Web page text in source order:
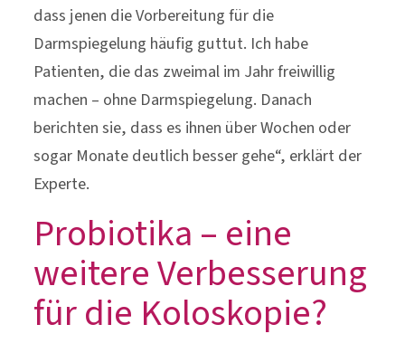
dass jenen die Vorbereitung für die
Darmspiegelung häufig guttut. Ich habe
Patienten, die das zweimal im Jahr freiwillig
machen – ohne Darmspiegelung. Danach
berichten sie, dass es ihnen über Wochen oder
sogar Monate deutlich besser gehe“, erklärt der
Experte.
Probiotika – eine
weitere Verbesserung
für die Koloskopie?